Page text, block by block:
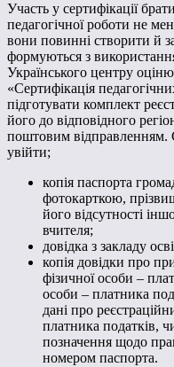
Участь у сертифікації
педагогічної роботи не
вони повинні створити й
формуються з
Українського центру
«Сертифікація
підготувати комплект
його до відповідного
поштовим відправленням.
увійти;
копія паспорта
фотокарткою,
його відсутності
вчителя;
довідка з закладу
копія довідки про
фізичної особи –
особи – платника
дані про
платника податків,
позначення щодо
номером паспорта.